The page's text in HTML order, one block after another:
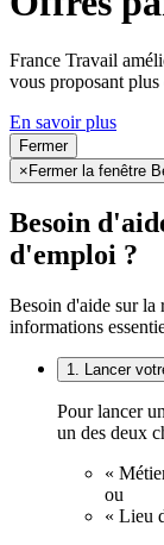
France Travail
vous proposant
En savoir plus
Fermer
× Fermer la fenêtre
Besoin
d'emploi ?
Besoin d'aide sur la
informations
1. Lancer
Pour lancer
un des deux
«
ou
« Lieu